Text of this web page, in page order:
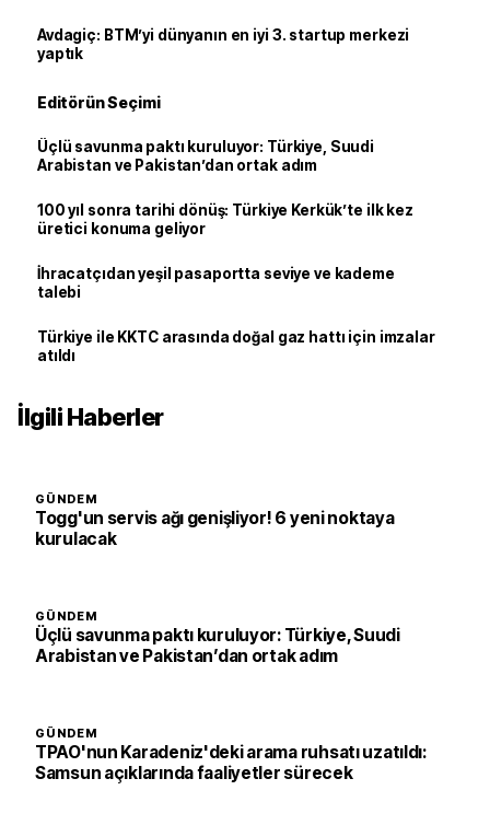
Avdagiç: BTM’yi dünyanın en iyi 3. startup merkezi
yaptık
Editörün Seçimi
Üçlü savunma paktı kuruluyor: Türkiye, Suudi
Arabistan ve Pakistan’dan ortak adım
100 yıl sonra tarihi dönüş: Türkiye Kerkük’te ilk kez
üretici konuma geliyor
İhracatçıdan yeşil pasaportta seviye ve kademe
talebi
Türkiye ile KKTC arasında doğal gaz hattı için imzalar
atıldı
İlgili Haberler
GÜNDEM
Togg'un servis ağı genişliyor! 6 yeni noktaya
kurulacak
GÜNDEM
Üçlü savunma paktı kuruluyor: Türkiye, Suudi
Arabistan ve Pakistan’dan ortak adım
GÜNDEM
TPAO'nun Karadeniz'deki arama ruhsatı uzatıldı:
Samsun açıklarında faaliyetler sürecek